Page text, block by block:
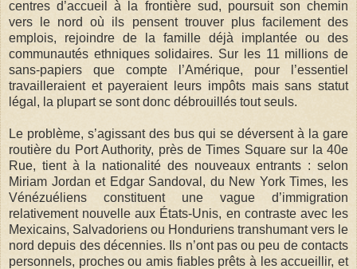
centres d’accueil à la frontière sud, poursuit son chemin
vers le nord où ils pensent trouver plus facilement des
emplois, rejoindre de la famille déjà implantée ou des
communautés ethniques solidaires. Sur les 11 millions de
sans-papiers que compte l’Amérique, pour l’essentiel
travailleraient et payeraient leurs impôts mais sans statut
légal, la plupart se sont donc débrouillés tout seuls.
Le problème, s’agissant des bus qui se déversent à la gare
routière du Port Authority, près de Times Square sur la 40e
Rue, tient à la nationalité des nouveaux entrants : selon
Miriam Jordan et Edgar Sandoval, du New York Times, les
Vénézuéliens constituent une vague d’immigration
relativement nouvelle aux États-Unis, en contraste avec les
Mexicains, Salvadoriens ou Honduriens transhumant vers le
nord depuis des décennies. Ils n’ont pas ou peu de contacts
personnels, proches ou amis fiables prêts à les accueillir, et